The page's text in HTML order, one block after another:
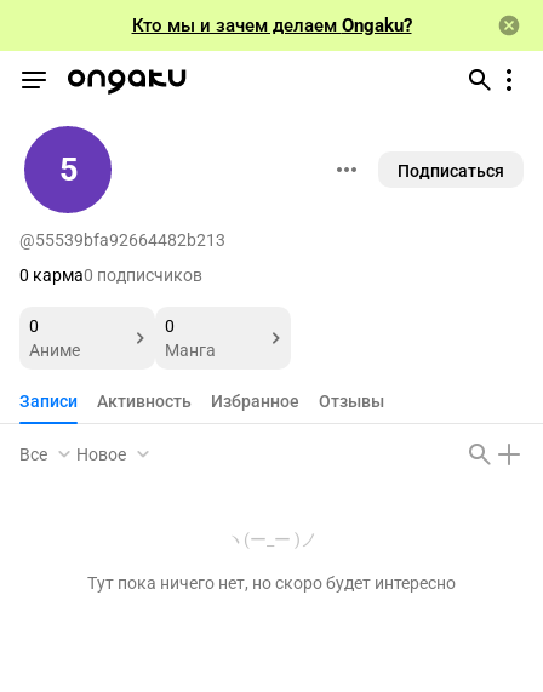
Кто мы и зачем делаем Ongaku?
5 Подписаться
@55539bfa92664482b213
0 карма0 подписчиков
0
Аниме
0
Манга
Записи Активность Избранное Отзывы
Все Новое
ヽ(ー_ー )ノ
Тут пока ничего нет, но скоро будет интересно